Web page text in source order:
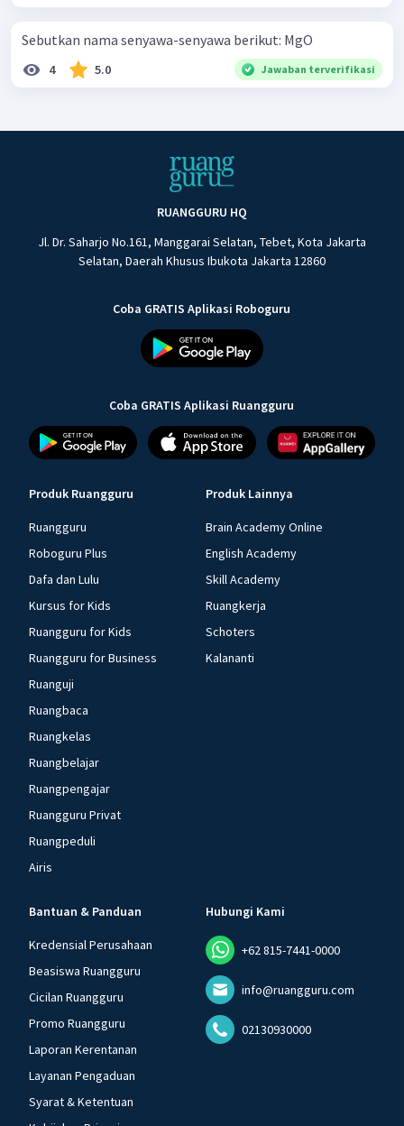
Sebutkan nama senyawa-senyawa berikut: MgO
4 5.0 Jawaban terverifikasi
RUANGGURU HQ
Jl. Dr. Saharjo No.161, Manggarai Selatan, Tebet, Kota Jakarta
Selatan, Daerah Khusus Ibukota Jakarta 12860
Coba GRATIS Aplikasi Roboguru
Coba GRATIS Aplikasi Ruangguru
Produk Ruangguru
Ruangguru
Roboguru Plus
Dafa dan Lulu
Kursus for Kids
Ruangguru for Kids
Ruangguru for Business
Ruanguji
Ruangbaca
Ruangkelas
Ruangbelajar
Ruangpengajar
Ruangguru Privat
Ruangpeduli
Airis
Produk Lainnya
Brain Academy Online
English Academy
Skill Academy
Ruangkerja
Schoters
Kalananti
Bantuan & Panduan
Kredensial Perusahaan
Beasiswa Ruangguru
Cicilan Ruangguru
Promo Ruangguru
Laporan Kerentanan
Layanan Pengaduan
Syarat & Ketentuan
Hubungi Kami
+62 815-7441-0000
info@ruangguru.com
02130930000